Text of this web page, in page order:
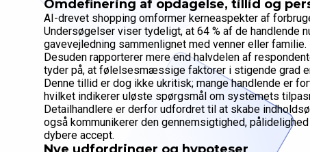
Omdefinering af opdagelse, tillid og
AI-drevet shopping omformer kerneaspekter af
Undersøgelser viser tydeligt, at 64 % af de handlende
gavevejledning sammenlignet med venner eller
Desuden rapporterer mere end halvdelen af
tyder på, at følelsesmæssige faktorer i stigende grad
Denne tillid er dog ikke ukritisk; mange handlende er
hvilket indikerer uløste spørgsmål om systemets
Detailhandlere er derfor udfordret til at skabe
også kommunikerer den gennemsigtighed,
dybere accept.